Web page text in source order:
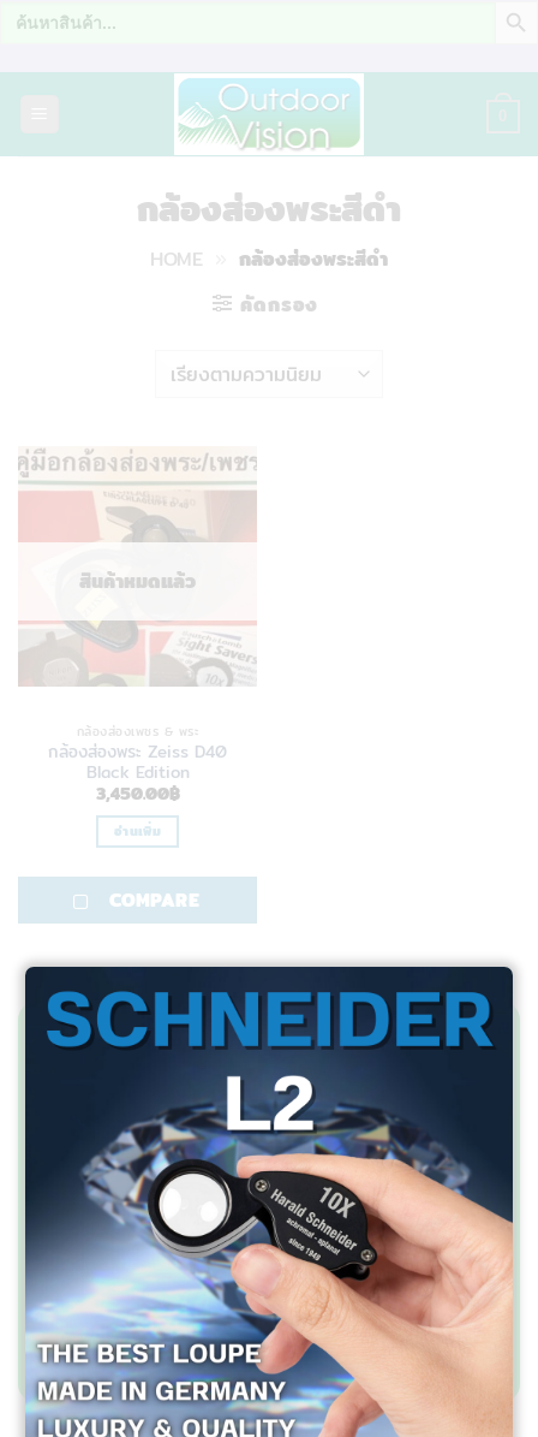
Search
for:
กล้องส่องพระสีดำ
HOME
กล้องส่องพระสีดำ
คัดกรอง
สินค้าหมดแล้ว
กล้องส่องเพชร & พระ
กล้องส่องพระ Zeiss D40
Black Edition
3,450.00฿
อ่านเพิ่ม
COMPARE
สอบถามข้อมูลเพิ่มเติม
บริษัท เอาท์ดอร์วิชั่น จำกัด
2358/2 ถ.ลาดพร้าว แขวงพลับพลา
วังทองหลาง กทม.10310
โทรศัพท์ 081-7682866, 095-3716866